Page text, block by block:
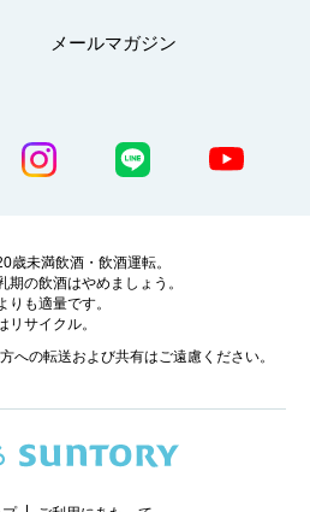
メールマガジン
歳未満飲酒・飲酒運転。
期の飲酒はやめましょう。
りも適量です。
リサイクル。
への転送および共有はご遠慮ください。